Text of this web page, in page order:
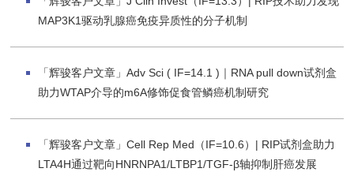
MAP3K1驱动乳腺癌免疫异质性的分子机制
「辉骏客户文章」Adv Sci ( IF=14.1 )｜RNA pull down试剂盒
助力WTAP介导的m6A修饰促食管鳞癌机制研究
「辉骏客户文章」Cell Rep Med（IF=10.6）| RIP试剂盒助力
LTA4H通过靶向HNRNPA1/LTBP1/TGF-β轴抑制肝癌发展